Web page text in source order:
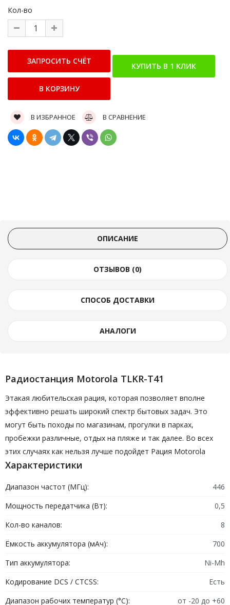
Кол-во
В ИЗБРАННОЕ В СРАВНЕНИЕ
ОПИСАНИЕ
ОТЗЫВОВ (0)
СПОСОБ ДОСТАВКИ
АНАЛОГИ
Радиостанция Motorola TLKR-T41
Этакая любительская рация, которая позволяет вполне
эффективно решать широкий спектр бытовых задач. Это
могут быть походы по магазинам, прогулки в парках,
пробежки различные, отдых на пляже и так далее. Во всех
этих случаях как нельзя лучше подойдет Рация Motorola
TLKR-T41.
Некоторые эксплуатационные особенности
1. Очень проста в управлении и настройке, а также
сколь-нибудь серьезной подготовки. Любой человек, даже
неопытный в области техники, в считанные десятки минут
ломаться там нечему. Как следствие, рация отличается
долговечностью, бесперебойностью работы и высокой
Характеристики
Диапазон частот (МГц):
446
Мощность передатчика (Вт):
0,5
Кол-во каналов:
8
Ёмкость аккумулятора (мАч):
700
Тип аккумулятора:
Ni-Mh
Кодирование DCS / CTCSS:
Есть
Диапазон рабочих температур (°C):
от -20 до +60